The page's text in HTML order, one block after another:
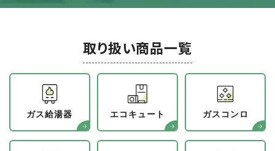
取り扱い商品一覧
ガス給湯器 エコキュート ガスコンロ